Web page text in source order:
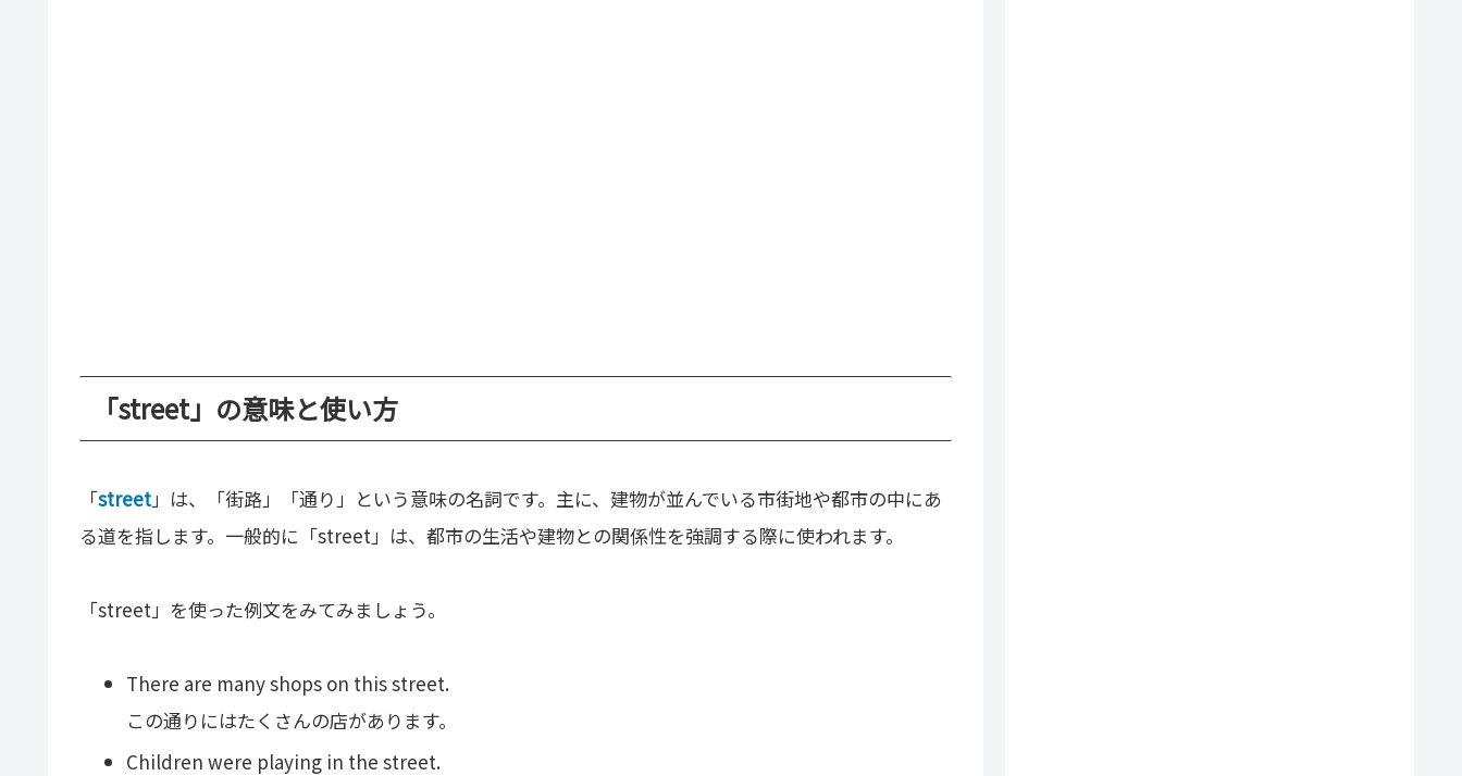
「street」の意味と使い方
「street」は、「街路」「通り」という意味の名詞です。主に、建物が並んでいる市街地や都市の中にあ
る道を指します。一般的に「street」は、都市の生活や建物との関係性を強調する際に使われます。
「street」を使った例文をみてみましょう。
There are many shops on this street.
この通りにはたくさんの店があります。
Children were playing in the street.